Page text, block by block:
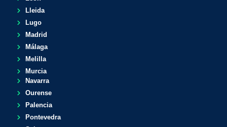
Lleida
Lugo
Madrid
Málaga
Melilla
Murcia
Navarra
Ourense
Palencia
Pontevedra